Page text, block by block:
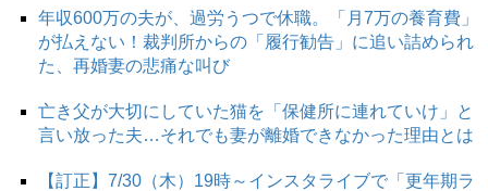
年収600万の夫が、過労うつで休職。「月7万の養育費」
が払えない！裁判所からの「履行勧告」に追い詰められ
た、再婚妻の悲痛な叫び
亡き父が大切にしていた猫を「保健所に連れていけ」と
言い放った夫…それでも妻が離婚できなかった理由とは
【訂正】7/30（木）19時～インスタライブで「更年期ラ